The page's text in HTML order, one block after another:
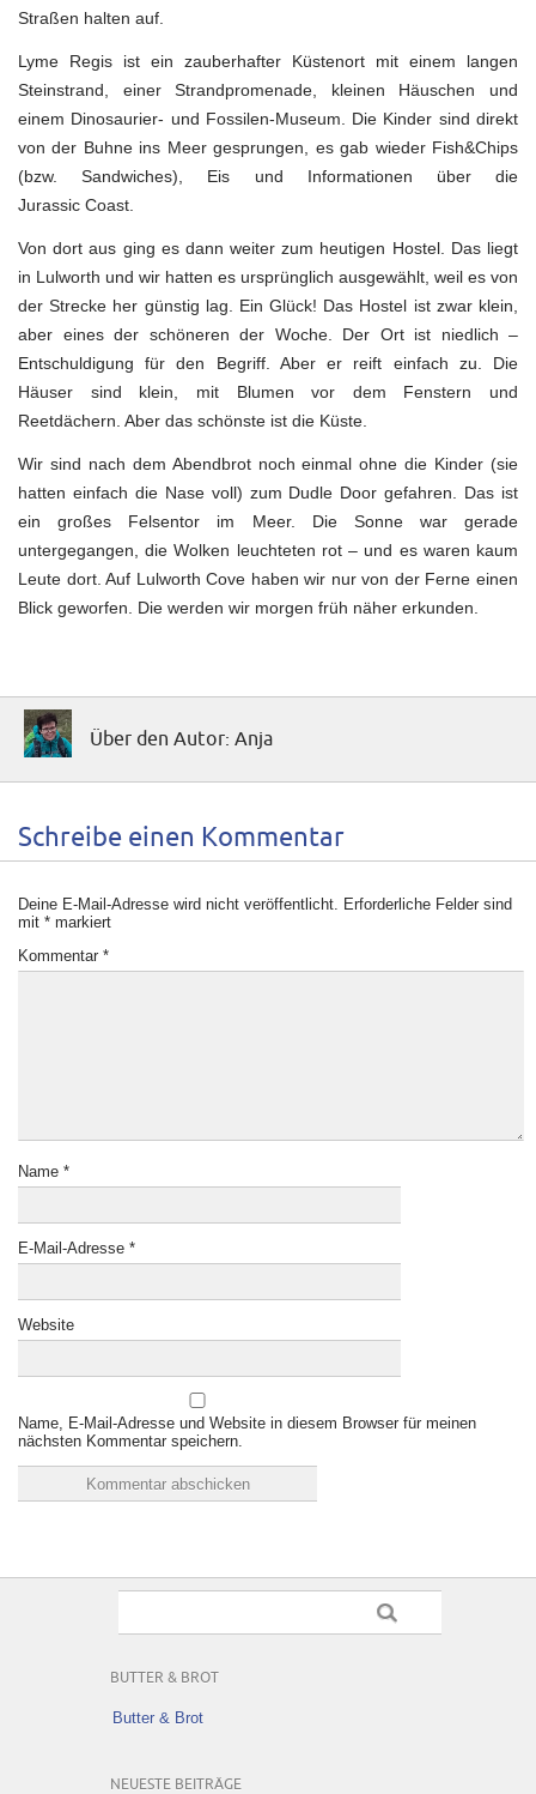
Straßen halten auf.
Lyme Regis ist ein zauberhafter Küstenort mit einem langen
Steinstrand, einer Strandpromenade, kleinen Häuschen und
einem Dinosaurier- und Fossilen-Museum. Die Kinder sind direkt
von der Buhne ins Meer gesprungen, es gab wieder Fish&Chips
(bzw. Sandwiches), Eis und Informationen über die
Jurassic Coast.
Von dort aus ging es dann weiter zum heutigen Hostel. Das liegt
in Lulworth und wir hatten es ursprünglich ausgewählt, weil es von
der Strecke her günstig lag. Ein Glück! Das Hostel ist zwar klein,
aber eines der schöneren der Woche. Der Ort ist niedlich –
Entschuldigung für den Begriff. Aber er reift einfach zu. Die
Häuser sind klein, mit Blumen vor dem Fenstern und
Reetdächern. Aber das schönste ist die Küste.
Wir sind nach dem Abendbrot noch einmal ohne die Kinder (sie
hatten einfach die Nase voll) zum Dudle Door gefahren. Das ist
ein großes Felsentor im Meer. Die Sonne war gerade
untergegangen, die Wolken leuchteten rot – und es waren kaum
Leute dort. Auf Lulworth Cove haben wir nur von der Ferne einen
Blick geworfen. Die werden wir morgen früh näher erkunden.
Über den Autor: Anja
Schreibe einen Kommentar
Deine E-Mail-Adresse wird nicht veröffentlicht. Erforderliche Felder sind
mit * markiert
Kommentar *
Name *
E-Mail-Adresse *
Website
Name, E-Mail-Adresse und Website in diesem Browser für meinen
nächsten Kommentar speichern.
BUTTER & BROT
Butter & Brot
NEUESTE BEITRÄGE